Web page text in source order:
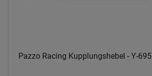
Pazzo Racing Kupplungshebel - Y-695